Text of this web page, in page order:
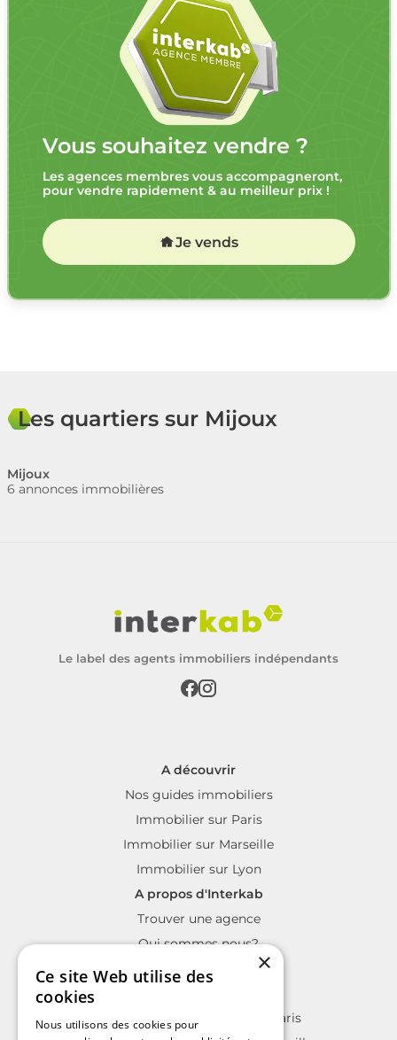
Vous souhaitez vendre ?
Les agences membres vous accompagneront,
pour vendre rapidement & au meilleur prix !
Je vends
Les quartiers sur Mijoux
Mijoux
6 annonces immobilières
Le label des agents immobiliers indépendants
A découvrir
Nos guides immobiliers
Immobilier sur Paris
Immobilier sur Marseille
Immobilier sur Lyon
A propos d'Interkab
Trouver une agence
Qui sommes nous?
La charte Interkab
Annonces immobilières sur Paris
×
Ce site Web utilise des
cookies
Nous utilisons des cookies pour